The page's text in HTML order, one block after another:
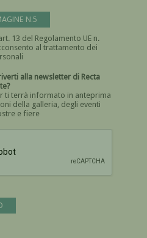
N.5
13 del Regolamento UE n.
al trattamento dei
Devi dare il consenso
alla newsletter di Recta
ti terrà informato in anteprima
della galleria, degli eventi
e fiere